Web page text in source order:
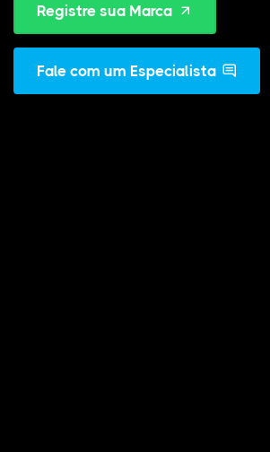
Registre sua Marca
Fale com um Especialista